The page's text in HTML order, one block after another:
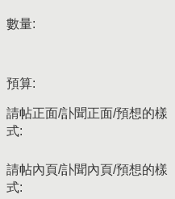
數量:
預算:
請帖正面/訃聞正面/預想的樣
式:
請帖內頁/訃聞內頁/預想的樣
式: